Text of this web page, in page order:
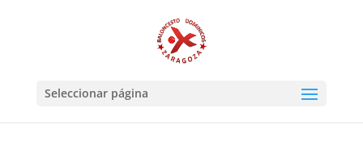
Seleccionar página